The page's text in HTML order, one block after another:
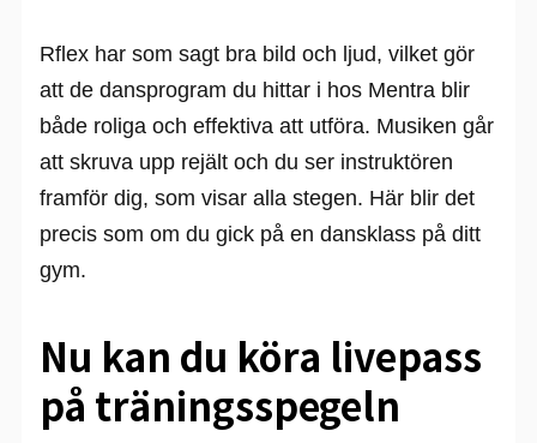
Rflex har som sagt bra bild och ljud, vilket gör
att de dansprogram du hittar i hos Mentra blir
både roliga och effektiva att utföra. Musiken går
att skruva upp rejält och du ser instruktören
framför dig, som visar alla stegen. Här blir det
precis som om du gick på en dansklass på ditt
gym.
Nu kan du köra livepass
på träningsspegeln